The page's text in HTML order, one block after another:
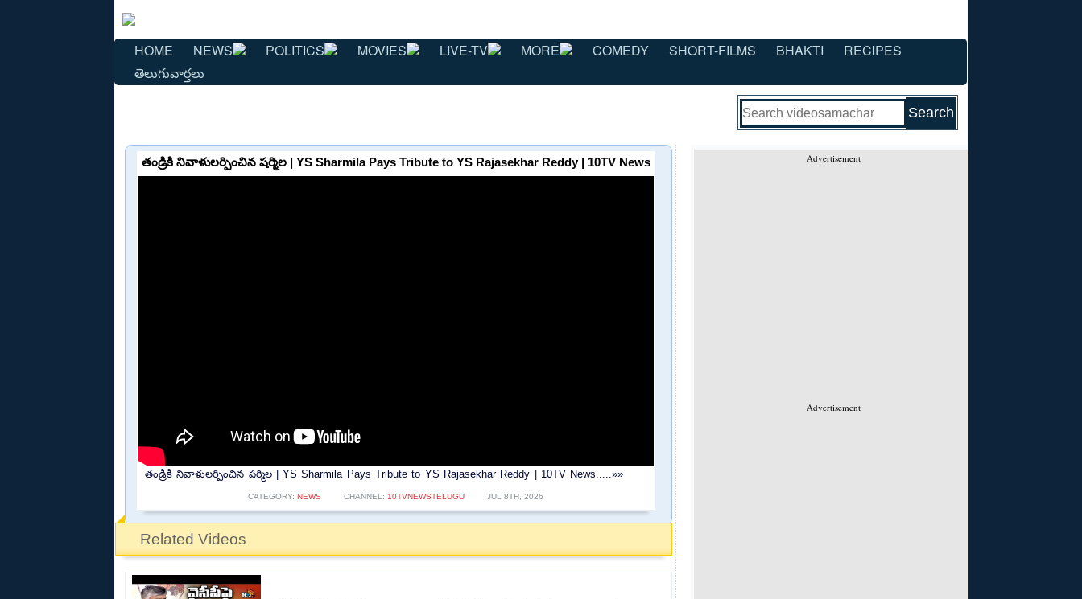
HOME NEWS POLITICS MOVIES LIVE-TV MORE COMEDY SHORT-FILMS BHAKTI
RECIPES
తెలుగువార్తలు
Advertisement
Advertisement
తండ్రికి నివాళులర్పించిన షర్మిల | YS Sharmila Pays Tribute to YS Rajasekhar Reddy | 10TV News
తండ్రికి నివాళులర్పించిన షర్మిల | YS Sharmila Pays Tribute to YS Rajasekhar Reddy | 10TV News.....»»
CATEGORY: NEWS CHANNEL:10TVNEWSTELUGU JUL 8TH, 2026
Related Videos